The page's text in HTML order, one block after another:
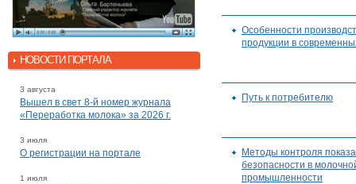
НОВОСТИ ПОРТАЛА
3 августа
Вышел в свет 8-й номер журнала
«Переработка молока» за 2026 г.
3 июля
О регистрации на портале
1 июля
Особенности
продукции в
Путь к потребителю
Методы контроля
безопасности в
промышленности